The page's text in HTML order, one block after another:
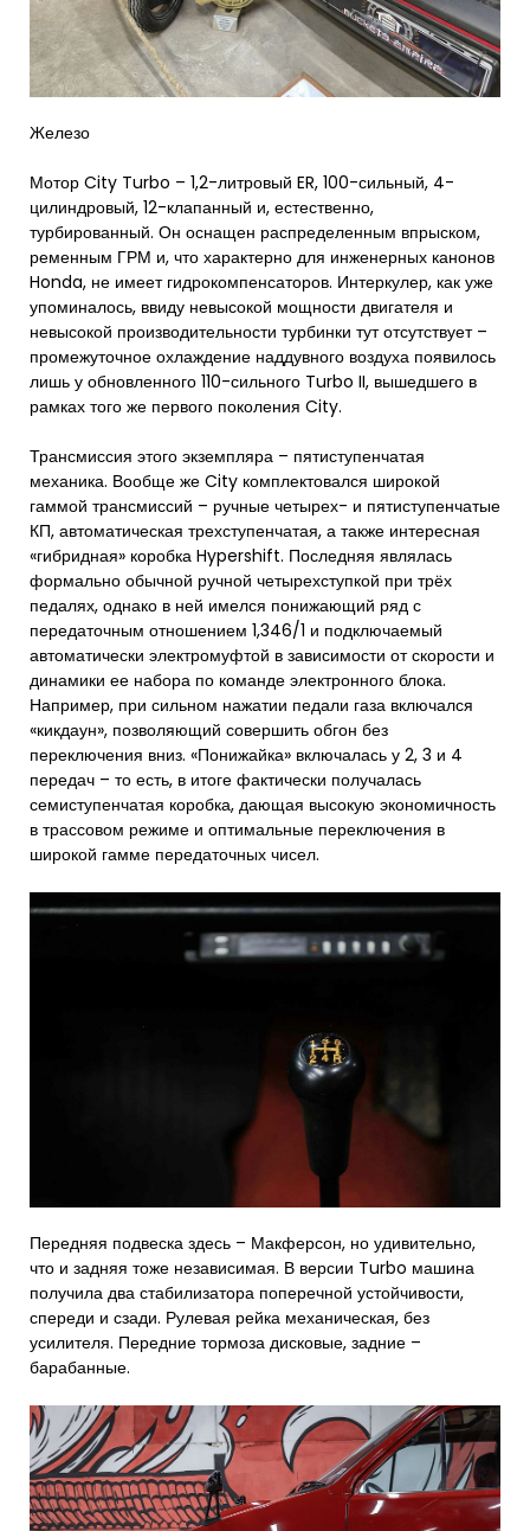
Железо
Мотор City Turbo – 1,2-литровый ER, 100-сильный, 4-
цилиндровый, 12-клапанный и, естественно,
турбированный. Он оснащен распределенным впрыском,
ременным ГРМ и, что характерно для инженерных канонов
Honda, не имеет гидрокомпенсаторов. Интеркулер, как уже
упоминалось, ввиду невысокой мощности двигателя и
невысокой производительности турбинки тут отсутствует –
промежуточное охлаждение наддувного воздуха появилось
лишь у обновленного 110-сильного Turbo II, вышедшего в
рамках того же первого поколения City.
Трансмиссия этого экземпляра – пятиступенчатая
механика. Вообще же City комплектовался широкой
гаммой трансмиссий – ручные четырех- и пятиступенчатые
КП, автоматическая трехступенчатая, а также интересная
«гибридная» коробка Hypershift. Последняя являлась
формально обычной ручной четырехступкой при трёх
педалях, однако в ней имелся понижающий ряд с
передаточным отношением 1,346/1 и подключаемый
автоматически электромуфтой в зависимости от скорости и
динамики ее набора по команде электронного блока.
Например, при сильном нажатии педали газа включался
«кикдаун», позволяющий совершить обгон без
переключения вниз. «Понижайка» включалась у 2, 3 и 4
передач – то есть, в итоге фактически получалась
семиступенчатая коробка, дающая высокую экономичность
в трассовом режиме и оптимальные переключения в
широкой гамме передаточных чисел.
Передняя подвеска здесь – Макферсон, но удивительно,
что и задняя тоже независимая. В версии Turbo машина
получила два стабилизатора поперечной устойчивости,
спереди и сзади. Рулевая рейка механическая, без
усилителя. Передние тормоза дисковые, задние –
барабанные.